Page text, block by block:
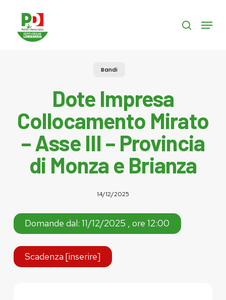
content
search
Menu
Bandi
Dote Impresa
Collocamento Mirato
– Asse III – Provincia
di Monza e Brianza
14/12/2025
Domande dal: 11/12/2025 , ore 12:00
Scadenza [inserire]